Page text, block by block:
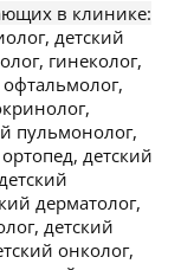
в клинике:
детский
гинеколог,
пульмонолог,
детский
дерматолог,
детский
онколог,